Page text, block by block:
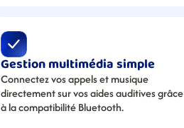
Gestion multimédia simple
Connectez vos appels et musique
directement sur vos aides auditives grâce
à la compatibilité Bluetooth.